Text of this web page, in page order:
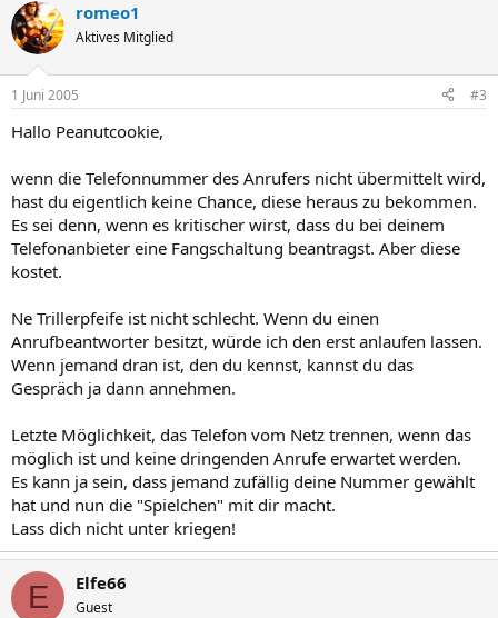
romeo1
Aktives Mitglied
1 Juni 2005 #3
Hallo Peanutcookie,
wenn die Telefonnummer des Anrufers nicht übermittelt wird,
hast du eigentlich keine Chance, diese heraus zu bekommen.
Es sei denn, wenn es kritischer wirst, dass du bei deinem
Telefonanbieter eine Fangschaltung beantragst. Aber diese
kostet.
Ne Trillerpfeife ist nicht schlecht. Wenn du einen
Anrufbeantworter besitzt, würde ich den erst anlaufen lassen.
Wenn jemand dran ist, den du kennst, kannst du das
Gespräch ja dann annehmen.
Letzte Möglichkeit, das Telefon vom Netz trennen, wenn das
möglich ist und keine dringenden Anrufe erwartet werden.
Es kann ja sein, dass jemand zufällig deine Nummer gewählt
hat und nun die "Spielchen" mit dir macht.
Lass dich nicht unter kriegen!
E Elfe66
Guest